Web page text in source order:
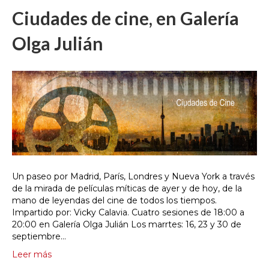
Ciudades de cine, en Galería
Olga Julián
Un paseo por Madrid, París, Londres y Nueva York a través
de la mirada de películas míticas de ayer y de hoy, de la
mano de leyendas del cine de todos los tiempos.
Impartido por: Vicky Calavia. Cuatro sesiones de 18:00 a
20:00 en Galería Olga Julián Los marrtes: 16, 23 y 30 de
septiembre…
Leer más